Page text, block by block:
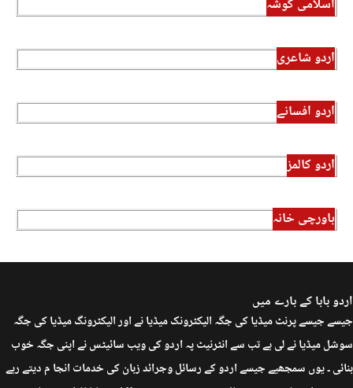
اسلامی گوشہ
اردو شاعری
اردو افسانے
اردو کالمز
باورچی خانہ
اردو بابا کے بارے میں
جیسے جیسے پرنٹ میڈیا کی جگہ الیکٹرونک میڈیا نے اور الیکٹرونگ میڈیا کی جگہ
سوشل میڈیا نے لی ہے تب سے انٹرنیٹ پہ اردو کی ویب سائیٹس نے اپنی جگہ خوب
بنائی ۔ یوں سمجھیے جیسے اردو کے رسائل وجرائد زبان کی خدمات انجا م دیتے رہے